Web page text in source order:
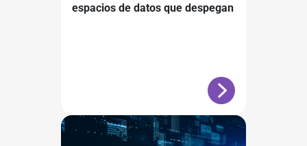
espacios de datos que despegan